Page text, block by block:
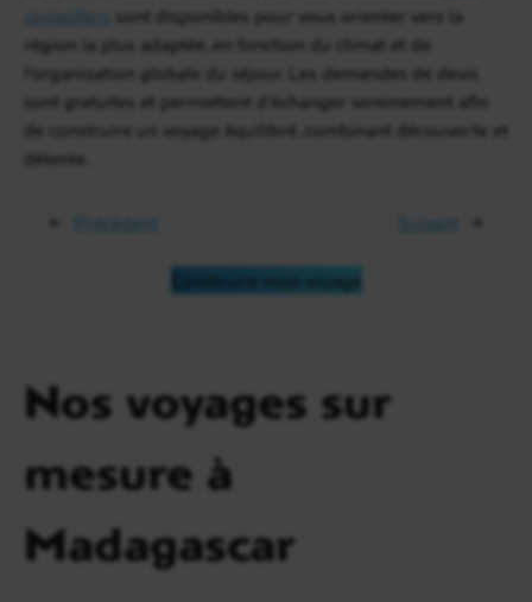
sont disponibles pour vous orienter vers la
région la plus adaptée, en fonction du climat et de
l’organisation globale du séjour. Les demandes de devis
sont gratuites et permettent d’échanger sereinement afin
de construire un voyage équilibré, combinant découverte et
détente.
← Suivant →
Construire mon voyage
Nos voyages sur
mesure à
Madagascar